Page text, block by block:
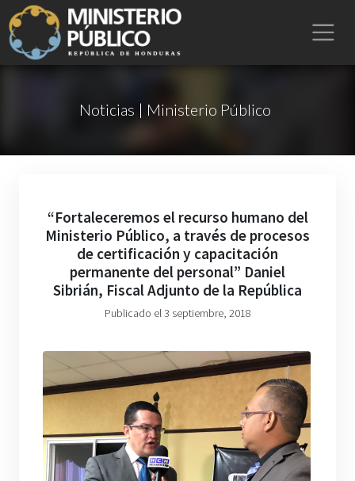
Noticias | Ministerio Público
“Fortaleceremos el recurso humano del
Ministerio Público, a través de procesos
de certificación y capacitación
permanente del personal” Daniel
Sibrián, Fiscal Adjunto de la República
Publicado el 3 septiembre, 2018